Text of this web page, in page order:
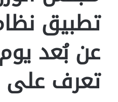
تطبيق
عن بُعد
تعرف على